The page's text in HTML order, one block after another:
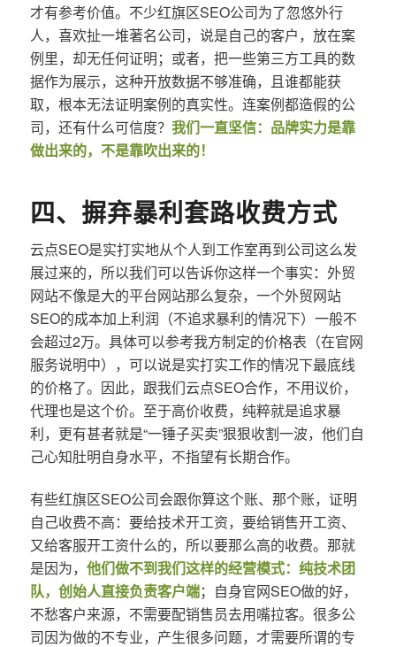
才有参考价值。不少红旗区SEO公司为了忽悠外行
人，喜欢扯一堆著名公司，说是自己的客户，放在案
例里，却无任何证明；或者，把一些第三方工具的数
据作为展示，这种开放数据不够准确，且谁都能获
取，根本无法证明案例的真实性。连案例都造假的公
司，还有什么可信度？ 我们一直坚信：品牌实力是靠
做出来的，不是靠吹出来的！
四、摒弃暴利套路收费方式
云点SEO是实打实地从个人到工作室再到公司这么发
展过来的，所以我们可以告诉你这样一个事实：外贸
网站不像是大的平台网站那么复杂，一个外贸网站
SEO的成本加上利润（不追求暴利的情况下）一般不
会超过2万。具体可以参考我方制定的价格表（在官网
服务说明中），可以说是实打实工作的情况下最底线
的价格了。因此，跟我们云点SEO合作，不用议价，
代理也是这个价。至于高价收费，纯粹就是追求暴
利，更有甚者就是“一锤子买卖”狠狠收割一波，他们自
己心知肚明自身水平，不指望有长期合作。
有些红旗区SEO公司会跟你算这个账、那个账，证明
自己收费不高：要给技术开工资，要给销售开工资、
又给客服开工资什么的，所以要那么高的收费。那就
是因为， 他们做不到我们这样的经营模式：纯技术团
队，创始人直接负责客户端；自身官网SEO做的好，
不愁客户来源，不需要配销售员去用嘴拉客。很多公
司因为做的不专业，产生很多问题，才需要所谓的专